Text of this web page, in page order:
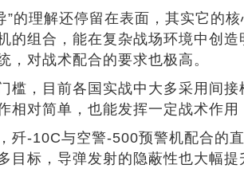
”的理解还停留在表面，其实它的
的组合，能在复杂战场环境中创
，对战术配合的要求也极高。
槛，目前各国实战中大多采用间
相对简单，也能发挥一定战术作
歼-10C与空警-500预警机配合的
目标，导弹发射的隐蔽性也大幅